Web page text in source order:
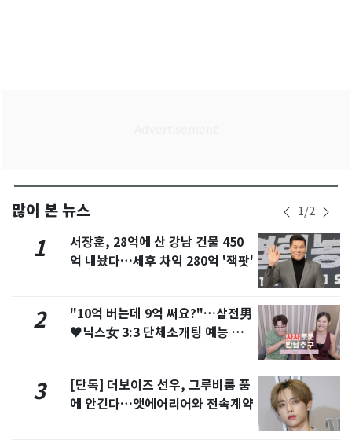
많이 본 뉴스 1/2
1
서장훈, 28억에 산 강남 건물 450
억 내놨다…세후 차익 280억 '잭팟'
2
"10억 버는데 9억 써요?"…삼전男
♥닉스女 3:3 단체소개팅 예능 화
3
[단독] 더보이즈 선우, 그루비룸 품
에 안긴다…앳에어리어와 전속계약